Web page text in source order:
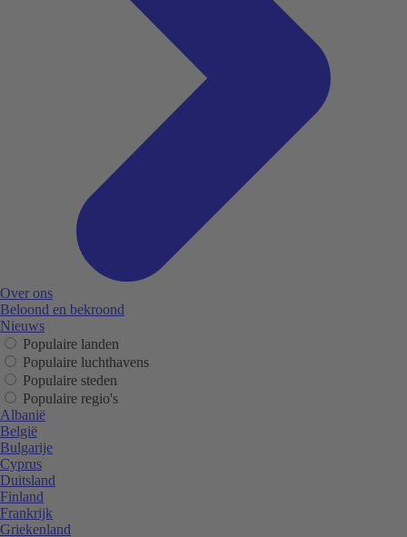
Over ons
Beloond en bekroond
Nieuws
Populaire landen
Populaire luchthavens
Populaire steden
Populaire regio's
Albanië
België
Bulgarije
Cyprus
Duitsland
Finland
Frankrijk
Griekenland